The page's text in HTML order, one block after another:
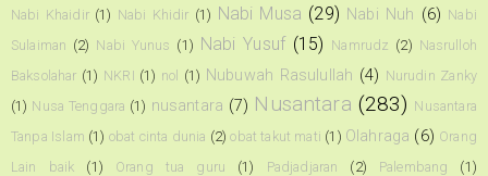
Nabi Khaidir (1) Nabi Khidir (1) Nabi Musa (29) Nabi Nuh (6) Nabi
Sulaiman (2) Nabi Yunus (1) Nabi Yusuf (15) Namrudz (2) Nasrulloh
Baksolahar (1) NKRI (1) nol (1) Nubuwah Rasulullah (4) Nurudin Zanky
(1) Nusa Tenggara (1) nusantara (7) Nusantara (283) Nusantara
Tanpa Islam (1) obat cinta dunia (2) obat takut mati (1) Olahraga (6) Orang
Lain baik
(1) Orang tua guru (1) Padjadjaran (2) Palembang (1)